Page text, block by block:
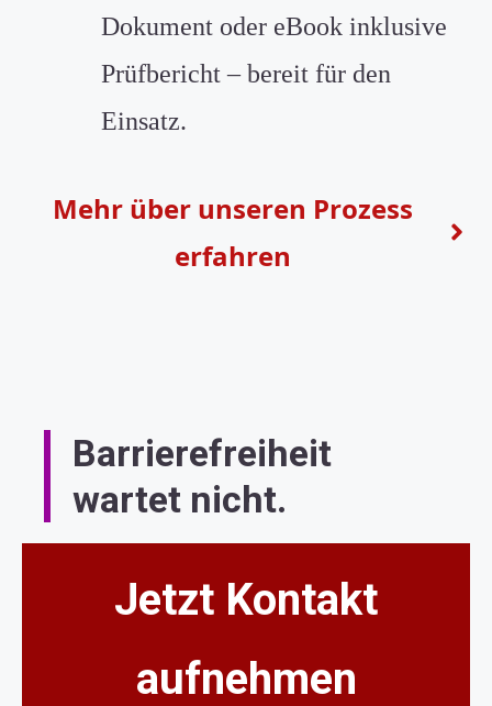
Dokument oder eBook inklusive
Prüfbericht – bereit für den
Einsatz.
Mehr über unseren Prozess
erfahren
Barrierefreiheit
wartet nicht.
Jetzt Kontakt
aufnehmen